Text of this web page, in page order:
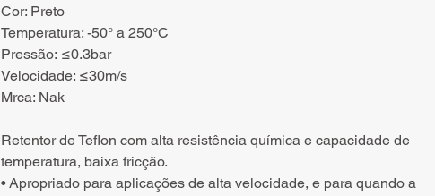
Cor: Preto
Temperatura: -50° a 250°C
Pressão: ≤0.3bar
Velocidade: ≤30m/s
Mrca: Nak
Retentor de Teflon com alta resistência química e capacidade de
temperatura, baixa fricção.
• Apropriado para aplicações de alta velocidade, e para quando a